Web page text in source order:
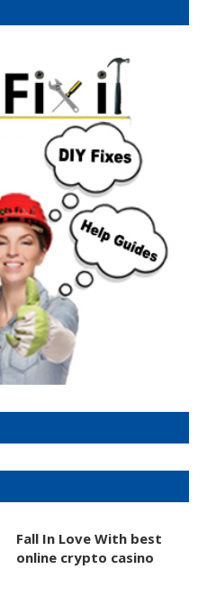
Fall In Love With best
online crypto casino